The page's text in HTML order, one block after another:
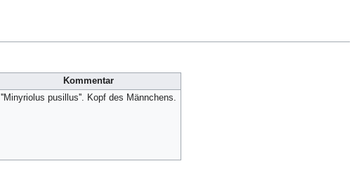
Kommentar
''Minyriolus pusillus''. Kopf des Männchens.